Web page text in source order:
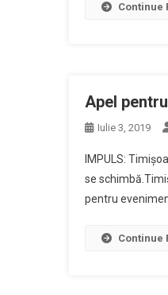
Continue
Apel
Iulie 3, 2019
IMPULS:
se
pentru
Continue